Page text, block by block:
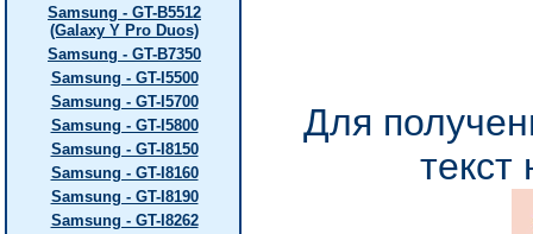
Samsung - GT-B5512
(Galaxy Y Pro Duos)
Samsung - GT-B7350
Samsung - GT-I5500
Samsung - GT-I5700
Samsung - GT-I5800
Samsung - GT-I8150
Samsung - GT-I8160
Samsung - GT-I8190
Samsung - GT-I8262
Для
текст